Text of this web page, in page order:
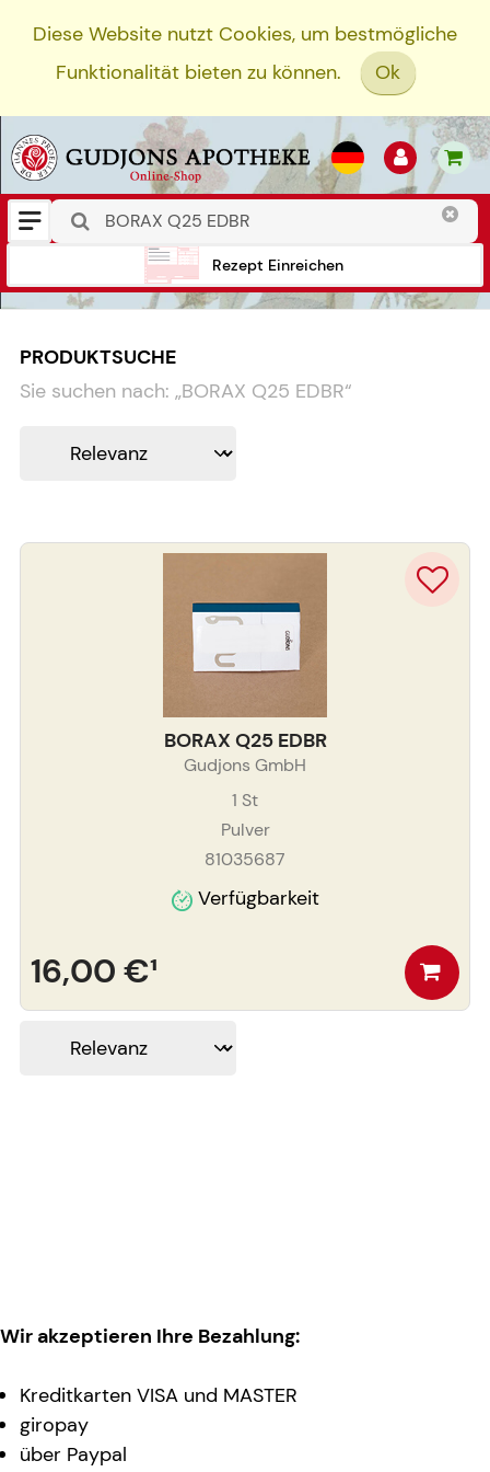
Diese Website nutzt Cookies, um bestmögliche
Funktionalität bieten zu können.
Ok
Rezept Einreichen
PRODUKTSUCHE
Sie suchen nach: „BORAX Q25 EDBR“
BORAX Q25 EDBR
Gudjons GmbH
1 St
Pulver
81035687
Verfügbarkeit
16,00 €¹
Wir akzeptieren Ihre Bezahlung:
Kreditkarten VISA und MASTER
giropay
über Paypal